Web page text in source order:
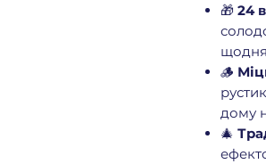
🎁 24
щодня
🪵
дому
🎄